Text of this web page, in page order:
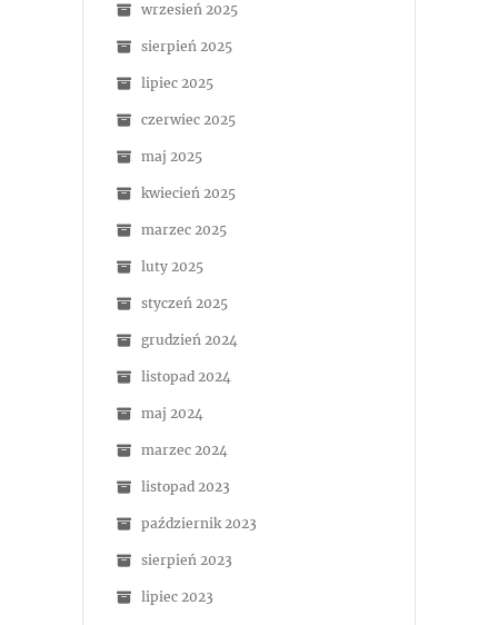
wrzesień 2025
sierpień 2025
lipiec 2025
czerwiec 2025
maj 2025
kwiecień 2025
marzec 2025
luty 2025
styczeń 2025
grudzień 2024
listopad 2024
maj 2024
marzec 2024
listopad 2023
październik 2023
sierpień 2023
lipiec 2023